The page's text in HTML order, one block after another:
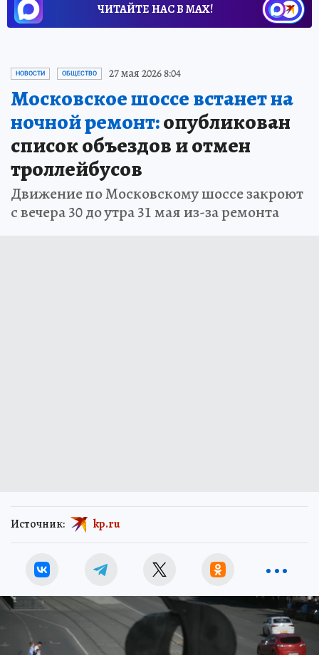
ЧИТАЙТЕ НАС В МАХ!
НОВОСТИ ОБЩЕСТВО 27 мая 2026 8:04
Московское шоссе встанет на
ночной ремонт:опубликован
список объездов и отмен
троллейбусов
Движение по Московскому шоссе закроют
с вечера 30 до утра 31 мая из-за ремонта
Источник: kp.ru